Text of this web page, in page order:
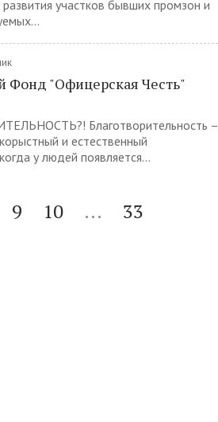
участков бывших промзон и
Фонд "Офицерская Честь"
Благотворительность –
и естественный
у людей появляется...
9 10 ... 33